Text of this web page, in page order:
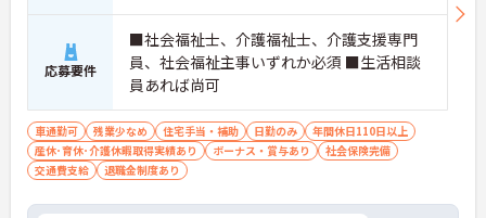
応募要件
■社会福祉士、介護福祉士、介護支援専門
員、社会福祉主事いずれか必須 ■生活相談
員あれば尚可
車通勤可 残業少なめ 住宅手当・補助 日勤のみ
年間休日110日以上
産休･育休･介護休暇取得実績あり
ボーナス・賞与あり
社会保険完備
交通費支給
退職金制度あり